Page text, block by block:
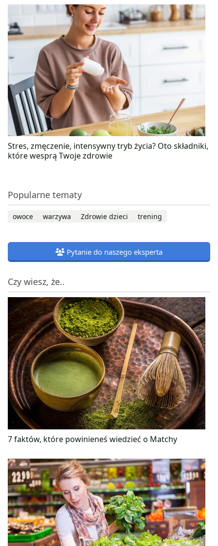
Stres, zmęczenie, intensywny tryb życia? Oto składniki,
które wesprą Twoje zdrowie
Popularne tematy
owoce warzywa Zdrowie dzieci trening
Pytanie do naszego eksperta
Czy wiesz, że..
7 faktów, które powinieneś wiedzieć o Matchy